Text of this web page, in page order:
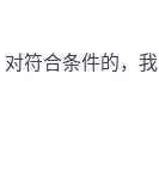
符合条件的，我